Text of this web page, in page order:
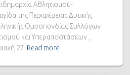
Αθλητισμού-
της Περιφέρειας Δυτικής
Ομοσπονδίας Συλλόγων
και Υπεραποστάσεων ,
27 Read more